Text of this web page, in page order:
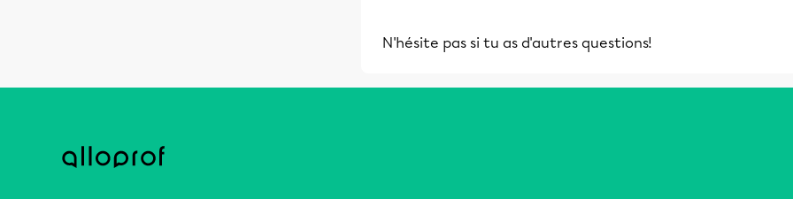
N'hésite pas si tu as d'autres questions!